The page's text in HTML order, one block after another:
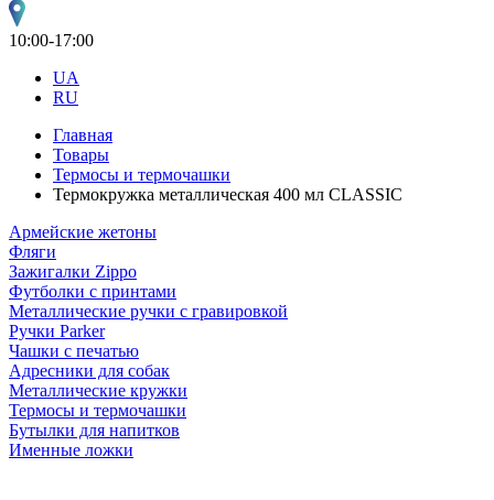
10:00-17:00
UA
RU
Главная
Товары
Термосы и термочашки
Термокружка металлическая 400 мл CLASSIC
Армейские жетоны
Фляги
Зажигалки Zippo
Футболки с принтами
Металлические ручки с гравировкой
Ручки Parker
Чашки с печатью
Адресники для собак
Металлические кружки
Термосы и термочашки
Бутылки для напитков
Именные ложки